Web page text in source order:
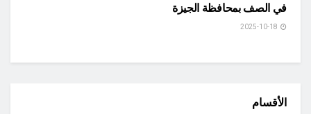
في الصف بمحافظة الجيزة
الأقسام